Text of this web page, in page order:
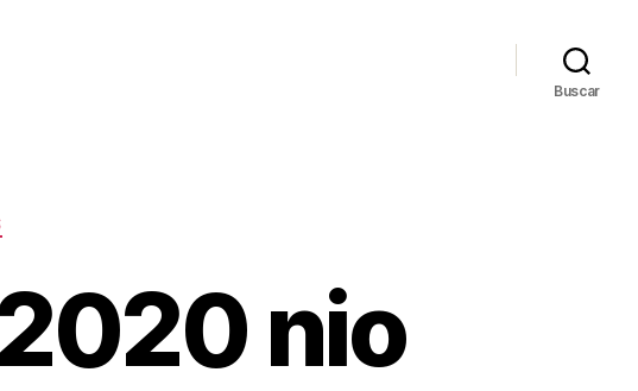
Buscar
nio